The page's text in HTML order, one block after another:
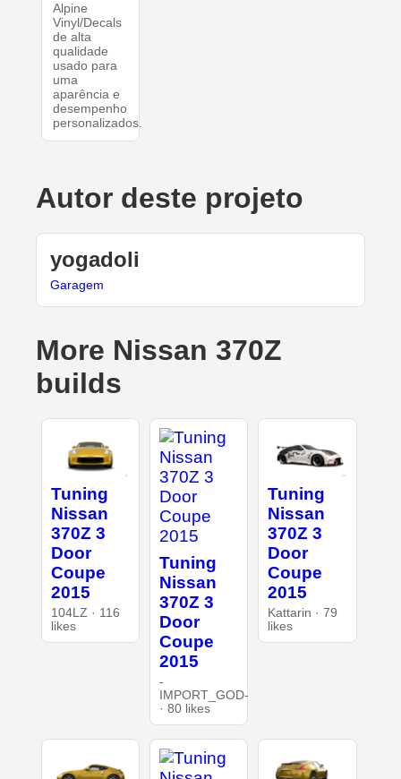
Alpine
Vinyl/Decals
de alta
qualidade
usado para
uma
aparência e
desempenho
personalizados.
Autor deste projeto
yogadoli
Garagem
More Nissan 370Z
builds
Tuning
Nissan
370Z 3
Door
Coupe
2015
104LZ · 116
likes
Tuning
Nissan
370Z 3
Door
Coupe
2015
-
IMPORT_GOD-
· 80 likes
Tuning
Nissan
370Z 3
Door
Coupe
2015
Kattarin · 79
likes